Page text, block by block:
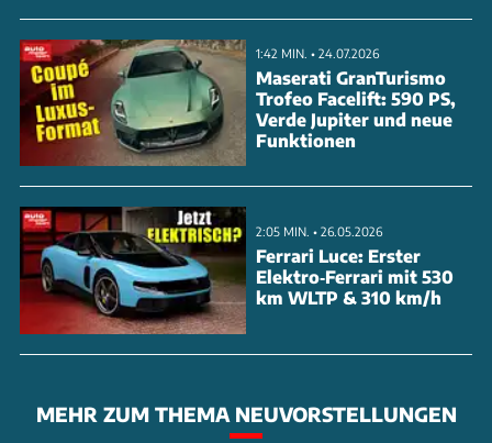
1:42 MIN. • 24.07.2026
Maserati GranTurismo
Trofeo Facelift: 590 PS,
Verde Jupiter und neue
Funktionen
2:05 MIN. • 26.05.2026
Ferrari Luce: Erster
Elektro‑Ferrari mit 530
km WLTP & 310 km/h
MEHR ZUM THEMA NEUVORSTELLUNGEN